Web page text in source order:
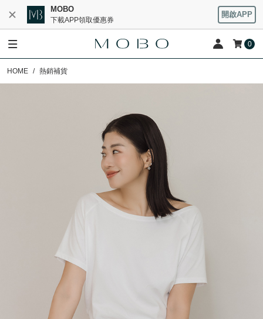
MOBO
下載APP領取優惠券
開啟APP
0
HOME 熱銷補貨